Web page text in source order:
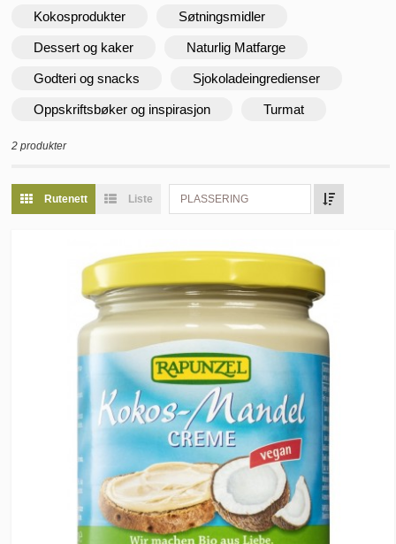
Kokosprodukter Søtningsmidler
Dessert og kaker Naturlig Matfarge
Godteri og snacks Sjokoladeingredienser
Oppskriftsbøker og inspirasjon Turmat
2 produkter
Rutenett Liste PLASSERING